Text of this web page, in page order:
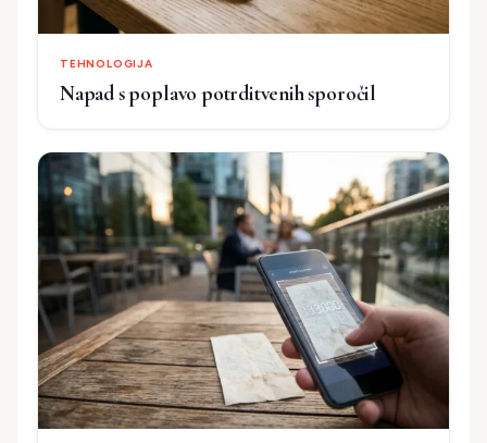
TEHNOLOGIJA
Napad s poplavo potrditvenih sporočil